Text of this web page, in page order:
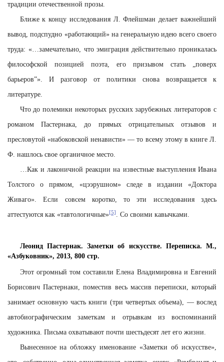
традиции отечественной прозы.
Ближе к концу исследования Л. Флейшман делает важнейший
вывод, подспудно «работающий» на генеральную идею всего своего
труда: «…замечательно, что эмиграция действительно проникалась
философской позицией поэта, его призывом стать „поверх
барьеров”». И разговор от политики снова возвращается к
литературе.
Что до полемики некоторых русских зарубежных литераторов с
романом Пастернака, до прямых отрицательных отзывов и
пресловутой «набоковской ненависти» — то всему этому в книге Л.
Ф. нашлось свое органичное место.
…Как и лаконичной реакции на известные выступления Ивана
Толстого о прямом, «цээрушном» следе в издании «Доктора
Живаго». Если совсем коротко, то эти исследования здесь
аттестуются как «тавтологичные»[5] . Со своими кавычками.
Леонид Пастернак. Заметки об искусстве. Переписка. М.,
«Азбуковник», 2013, 800 стр.
Этот огромный том составили Елена Владимировна и Евгений
Борисович Пастернаки, поместив весь массив переписки, который
занимает основную часть книги (три четвертых объема), — вослед
автобиографическим заметкам и отрывкам из воспоминаний
художника. Письма охватывают почти шестьдесят лет его жизни.
Вынесенное на обложку именование «Заметки об искусстве»,